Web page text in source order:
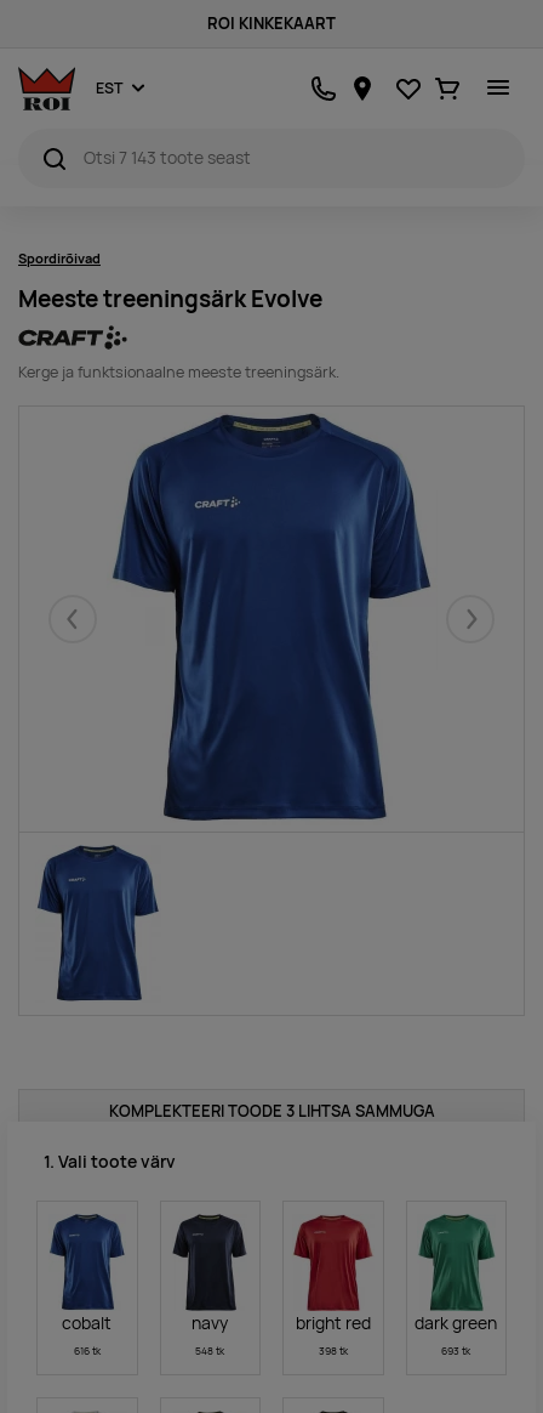
ROI KINKEKAART
EST Lemmikud
Ostukorv
Spordirõivad
Meeste treeningsärk Evolve
Kerge ja funktsionaalne meeste treeningsärk.
Eelmised
KOMPLEKTEERI TOODE 3 LIHTSA SAMMUGA
1. Vali toote värv
cobalt
616 tk
navy
548 tk
bright red
398 tk
dark green
693 tk